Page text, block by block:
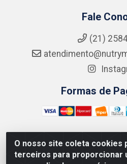
O nosso site coleta cookies
terceiros para proporcionar
Fale
(21)
Formas de
NUTRY MAX COMÉRCIO DE
LTDA - RUA DO FEIJÃO, 721